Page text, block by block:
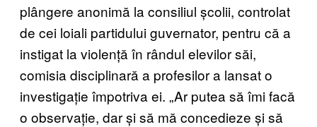
plângere anonimă la consiliul școlii, controlat
de cei loiali partidului guvernator, pentru că a
instigat la violență în rândul elevilor săi,
comisia disciplinară a profesilor a lansat o
investigație împotriva ei. „Ar putea să îmi facă
o observație, dar și să mă concedieze și să